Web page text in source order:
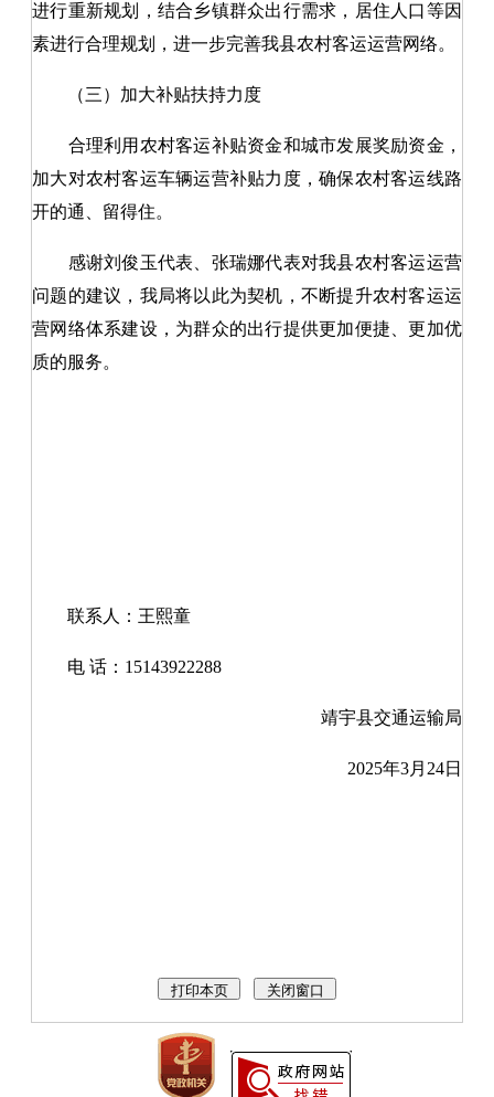
进行重新规划，结合乡镇群众出行需求，居住人口等因
素进行合理规划，进一步完善我县农村客运运营网络。
（三）加大补贴扶持力度
合理利用农村客运补贴资金和城市发展奖励资金，
加大对农村客运车辆运营补贴力度，确保农村客运线路
开的通、留得住。
感谢刘俊玉代表、张瑞娜代表对我县农村客运运营
问题的建议，我局将以此为契机，不断提升农村客运运
营网络体系建设，为群众的出行提供更加便捷、更加优
质的服务。
联系人：王熙童
电 话：15143922288
靖宇县交通运输局
2025年3月24日